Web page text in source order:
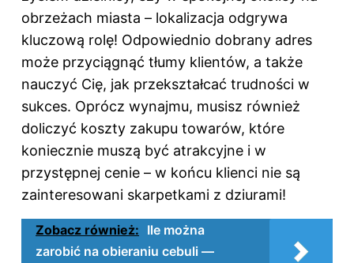
obrzeżach miasta – lokalizacja odgrywa
kluczową rolę! Odpowiednio dobrany adres
może przyciągnąć tłumy klientów, a także
nauczyć Cię, jak przekształcać trudności w
sukces. Oprócz wynajmu, musisz również
doliczyć koszty zakupu towarów, które
koniecznie muszą być atrakcyjne i w
przystępnej cenie – w końcu klienci nie są
zainteresowani skarpetkami z dziurami!
Zobacz również: Ile można
zarobić na obieraniu cebuli —